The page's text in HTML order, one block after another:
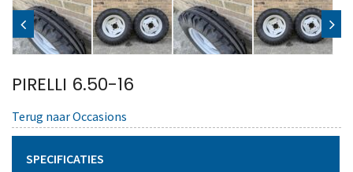
PIRELLI 6.50-16
Terug naar Occasions
SPECIFICATIES